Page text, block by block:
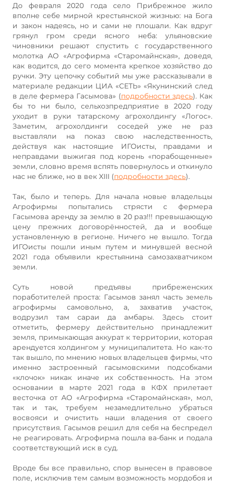
До февраля 2020 года село Прибрежное жило
вполне себе мирной крестьянской жизнью: на Бога
и закон надеясь, но и сами не плошали. Как вдруг
грянул гром среди ясного неба: ульяновские
чиновники решают спустить с государственного
молотка АО «Агрофирма «Старомайнская», доведя,
как водится, до сего момента крепкое хозяйство до
ручки. Эту цепочку событий мы уже рассказывали в
материале редакции ЦИА «СЕТЬ» «Якунинский след
в деле фермера Гасымова» (подробности здесь). Как
бы то ни было, сельхозпредприятие в 2020 году
уходит в руки татарскому агрохолдингу «Логос».
Заметим, агрохолдинги соседей уже не раз
выставляли на показ свою наследственность,
действуя как настоящие ИГОисты, правдами и
неправдами выжигая под корень «порабощенные»
земли, словно время вспять повернулось и откинуло
нас не ближе, но в век XIII (подробности здесь).
Так, было и теперь. Для начала новые владельцы
Агрофирмы попытались стрясти с фермера
Гасымова аренду за землю в 20 раз!!! превышающую
цену прежних договорённостей, да и вообще
установленную в регионе. Ничего не вышло. Тогда
ИГОисты пошли иным путем и минувшей весной
2021 года объявили крестьянина самозахватчиком
земли.
Суть новой предъявы прибреженских
поработителей проста: Гасымов занял часть земель
агрофирмы самовольно, а, захватив участок,
водрузил там сараи да амбары. Здесь стоит
отметить, фермеру действительно принадлежит
земля, примыкающая аккурат к территории, которая
арендуется холдингом у муниципалитета. Но как-то
так вышло, по мнению новых владельцев фирмы, что
именно застроенный гасымовскими подсобками
«клочок» никак иначе их собственность. На этом
основании в марте 2021 года в КФХ прилетает
весточка от АО «Агрофирма «Старомайнская», мол,
так и так, требуем незамедлительно убраться
восвояси и очистить наши владения от своего
присутствия. Гасымов решил для себя на беспредел
не реагировать. Агрофирма пошла ва-банк и подала
соответствующий иск в суд.
Вроде бы все правильно, спор вынесен в правовое
поле, исключив тем самым возможность мордобоя и